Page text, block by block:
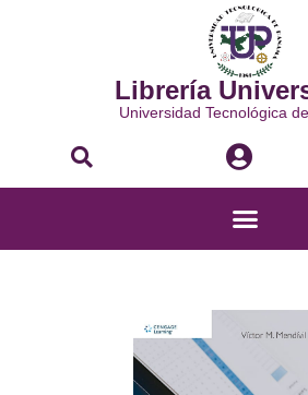
Librería
Universidad Tecnológica
Buscar
Menú